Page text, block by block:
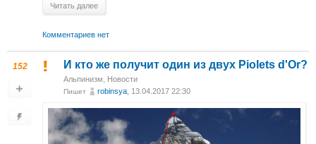
Читать далее
Комментариев нет
152 И кто же получит один из двух Piolets d'Or?
Альпинизм Новости
Пишет robinsya , 13.04.2017 22:30